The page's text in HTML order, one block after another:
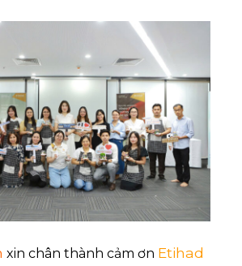
xin chân thành cảm ơn Etihad